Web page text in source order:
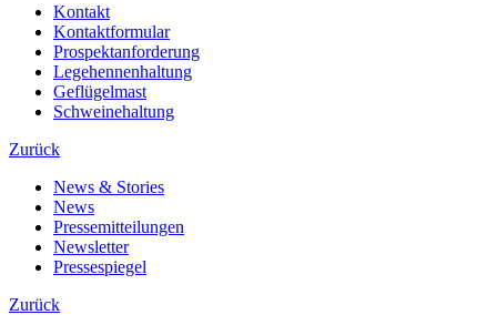
Kontakt
Kontaktformular
Prospektanforderung
Legehennenhaltung
Geflügelmast
Schweinehaltung
Zurück
News & Stories
News
Pressemitteilungen
Newsletter
Pressespiegel
Zurück